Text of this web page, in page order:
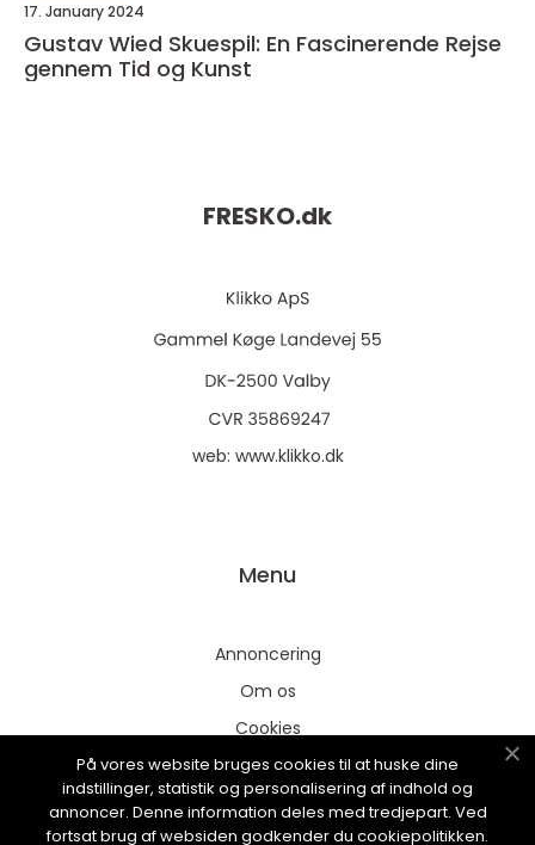
17. January 2024
Gustav Wied Skuespil: En Fascinerende Rejse
gennem Tid og Kunst
FRESKO.dk
web: www.klikko.dk
Menu
Annoncering
Om os
Cookies
Kontakt os
Sitemap
På vores website bruges cookies til at huske dine
indstillinger, statistik og personalisering af indhold og
annoncer. Denne information deles med tredjepart. Ved
fortsat brug af websiden godkender du cookiepolitikken.